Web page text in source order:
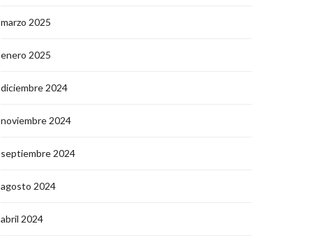
marzo 2025
enero 2025
diciembre 2024
noviembre 2024
septiembre 2024
agosto 2024
abril 2024